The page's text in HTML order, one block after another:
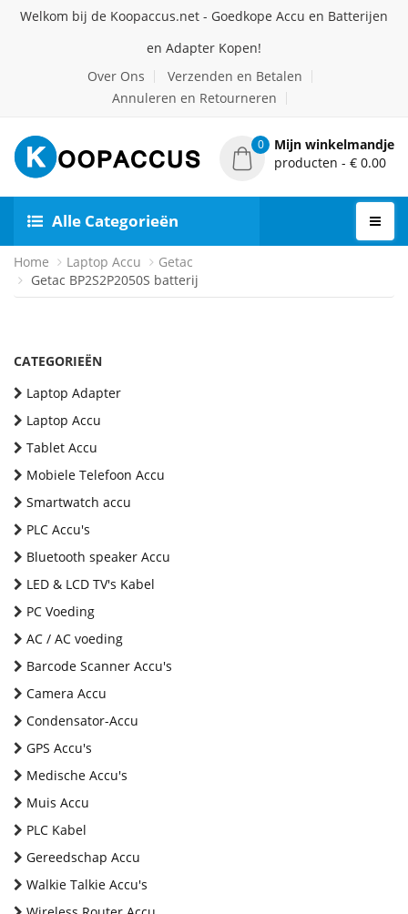
Welkom bij de Koopaccus.net - Goedkope Accu en Batterijen
en Adapter Kopen!
Over Ons
Verzenden en Betalen
Annuleren en Retourneren
0
Mijn winkelmandje
producten - € 0.00
Alle Categorieën
Home Laptop Accu
Getac
Getac BP2S2P2050S batterij
CATEGORIEËN
Laptop Adapter
Laptop Accu
Tablet Accu
Mobiele Telefoon Accu
Smartwatch accu
PLC Accu's
Bluetooth speaker Accu
LED & LCD TV's Kabel
PC Voeding
AC / AC voeding
Barcode Scanner Accu's
Camera Accu
Condensator-Accu
GPS Accu's
Medische Accu's
Muis Accu
PLC Kabel
Gereedschap Accu
Walkie Talkie Accu's